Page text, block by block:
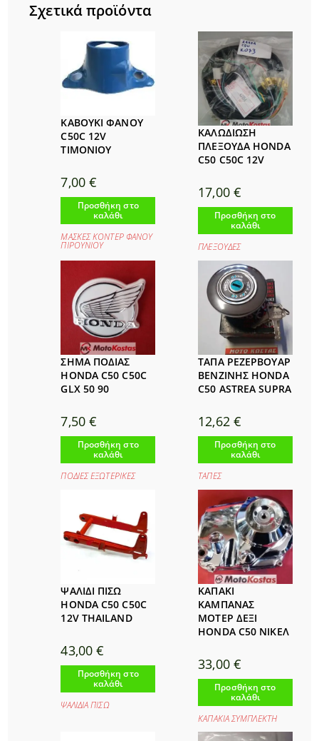
Σχετικά προϊόντα
ΚΑΒΟΥΚΙ ΦΑΝΟΥ
C50C 12V
ΤΙΜΟΝΙΟΥ
7,00 €
Προσθήκη στο
καλάθι
ΜΑΣΚΕΣ ΚΟΝΤΕΡ ΦΑΝΟΥ
ΠΙΡΟΥΝΙΟΥ
ΚΑΛΩΔΙΩΣΗ
ΠΛΕΞΟΥΔΑ HONDA
C50 C50C 12V
17,00 €
Προσθήκη στο
καλάθι
ΠΛΕΞΟΥΔΕΣ
ΣΗΜΑ ΠΟΔΙΑΣ
HONDA C50 C50C
GLX 50 90
7,50 €
Προσθήκη στο
καλάθι
ΠΟΔΙΕΣ ΕΞΩΤΕΡΙΚΕΣ
ΤΑΠΑ ΡΕΖΕΡΒΟΥΑΡ
ΒΕΝΖΙΝΗΣ HONDA
C50 ASTREA SUPRA
12,62 €
Προσθήκη στο
καλάθι
ΤΑΠΕΣ
ΨΑΛΙΔΙ ΠΙΣΩ
HONDA C50 C50C
12V THAILAND
43,00€
Προσθήκη στο
καλάθι
ΨΑΛΙΔΙΑ ΠΙΣΩ
ΚΑΠΑΚΙ
ΚΑΜΠΑΝΑΣ
ΜΟΤΕΡ ΔΕΞΙ
HONDA C50 ΝΙΚΕΛ
33,00 €
Προσθήκη στο
καλάθι
ΚΑΠΑΚΙΑ ΣΥΜΠΛΕΚΤΗ